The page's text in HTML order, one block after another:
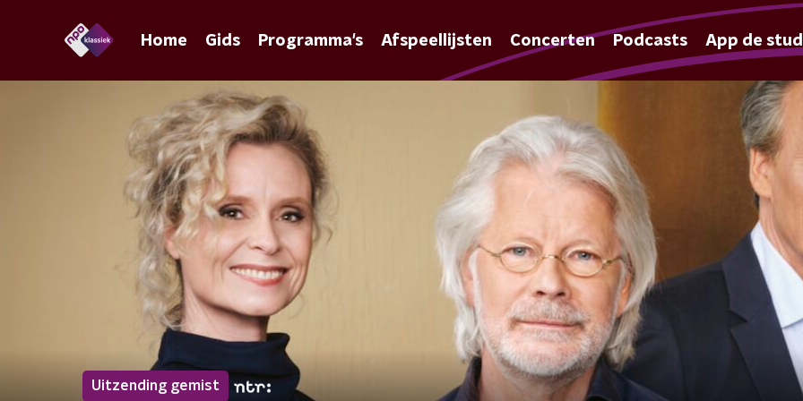
Home Gids Programma's Afspeellijsten Concerten Podcasts App de
Uitzending gemist